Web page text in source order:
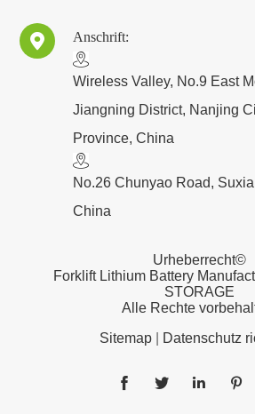
 Anschrift:
​Wireless Valley, No.9 East
Jiangning District, Nanjing
Province, China
No.26 Chunyao Road,
China
Urheberrecht©
Forklift Lithium Battery
STORAGE
Alle Rechte
Sitemap
Datenschutz
   